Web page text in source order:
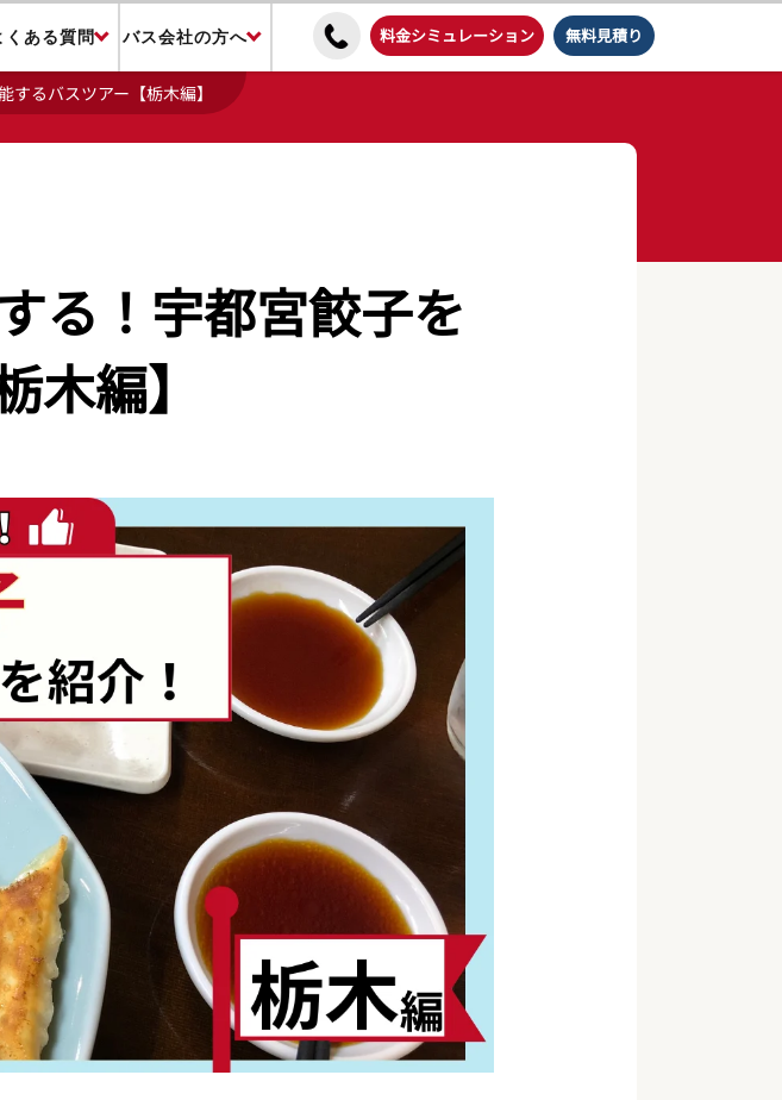
くある質問 バス会社の方へ 料金シミュレーション 無料見積り
るバスツアー【栃木編】
る！宇都宮餃子を
木編】